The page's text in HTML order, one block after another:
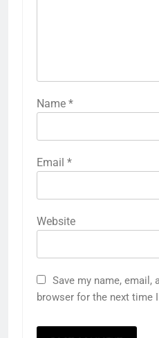
Name *
Email *
Website
Save my name, email,
browser for the next time